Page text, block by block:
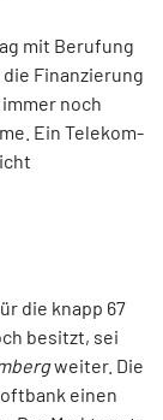
mit Berufung
Finanzierung
noch
Ein Telekom-
die knapp 67
besitzt, sei
weiter. Die
einen